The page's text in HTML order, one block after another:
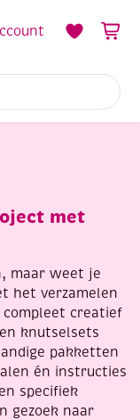
met
maar weet je
het verzamelen
compleet creatief
knutselsets
pakketten
én instructies
specifiek
gezoek naar